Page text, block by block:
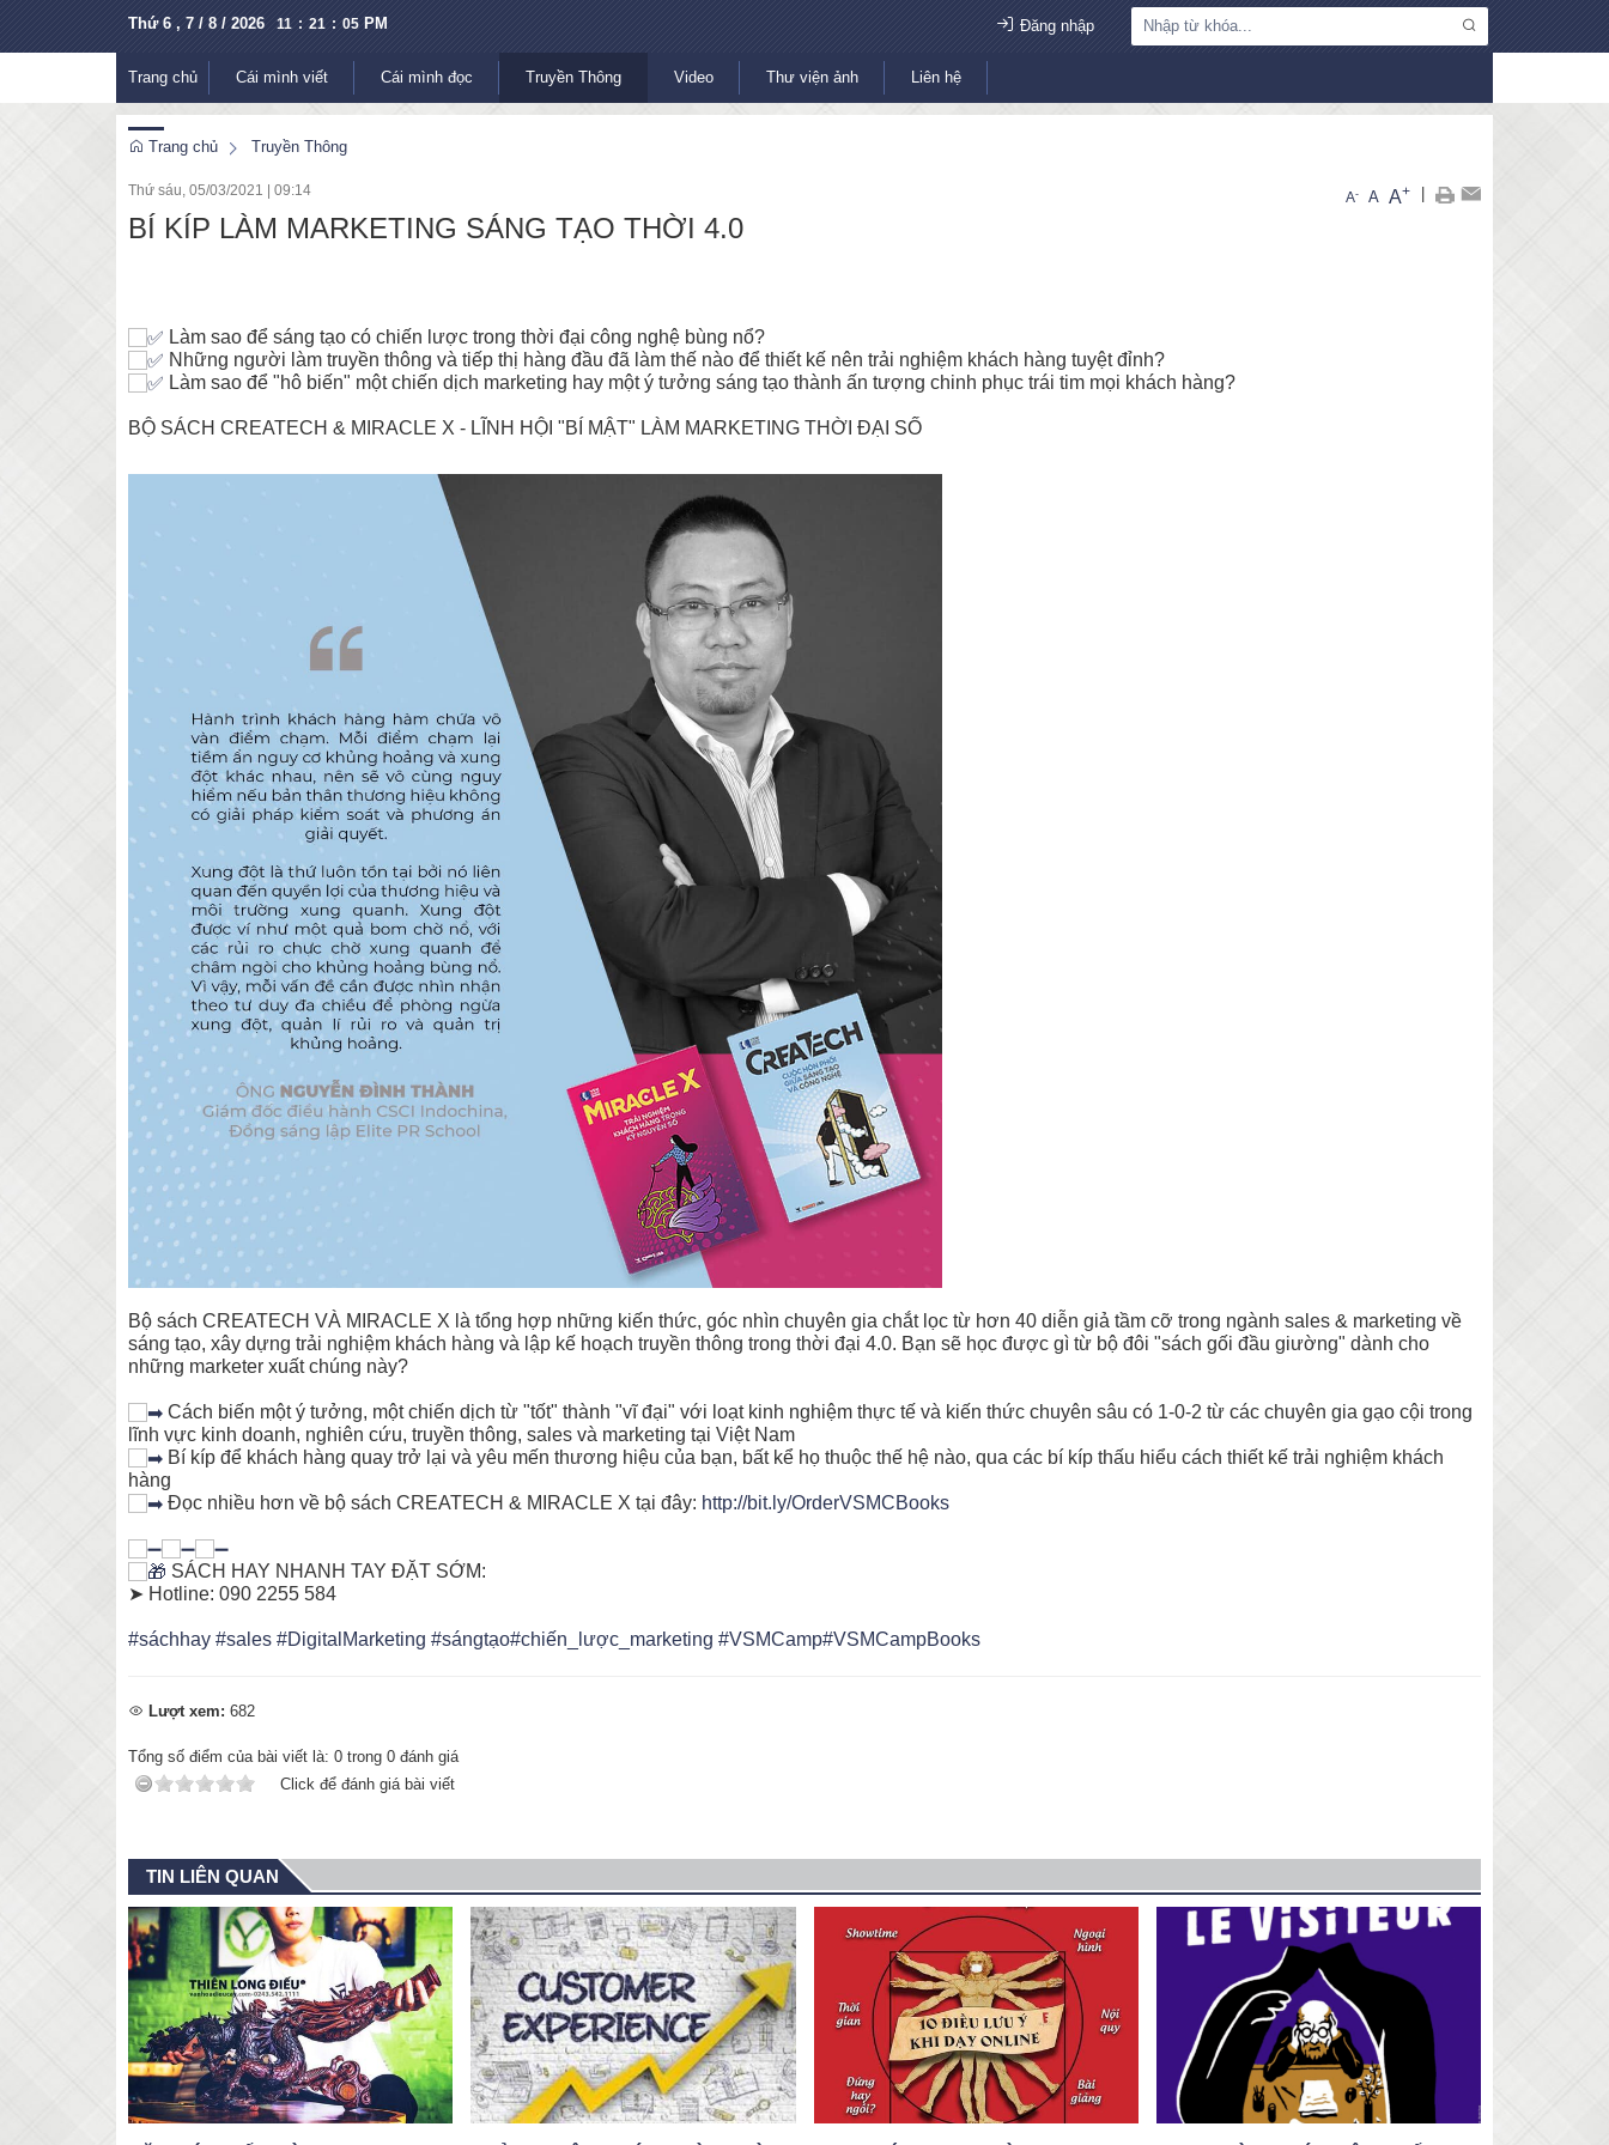
Thứ 6 , 7 / 8 / 2026 11 : 21 : 05 PM Đăng nhập
Trang chủ Cái mình viết Cái mình đọc Truyền Thông Video Thư viện ảnh Liên hệ
Trang chủ Truyền Thông
Thứ sáu, 05/03/2021 09:14 A- A A+
BÍ KÍP LÀM MARKETING SÁNG TẠO THỜI 4.0
Làm sao để sáng tạo có chiến lược trong thời đại công nghệ bùng nổ?
Những người làm truyền thông và tiếp thị hàng đầu đã làm thế nào để thiết kế nên trải nghiệm khách hàng tuyệt đỉnh?
Làm sao để "hô biến" một chiến dịch marketing hay một ý tưởng sáng tạo thành ấn tượng chinh phục trái tim mọi khách hàng?
BỘ SÁCH CREATECH & MIRACLE X - LĨNH HỘI "BÍ MẬT" LÀM MARKETING THỜI ĐẠI SỐ
Bộ sách CREATECH VÀ MIRACLE X là tổng hợp những kiến thức, góc nhìn chuyên gia chắt lọc từ hơn 40 diễn giả tầm cỡ trong ngành sales & marketing về
sáng tạo, xây dựng trải nghiệm khách hàng và lập kế hoạch truyền thông trong thời đại 4.0. Bạn sẽ học được gì từ bộ đôi "sách gối đầu giường" dành cho
những marketer xuất chúng này?
Cách biến một ý tưởng, một chiến dịch từ "tốt" thành "vĩ đại" với loạt kinh nghiệm thực tế và kiến thức chuyên sâu có 1-0-2 từ các chuyên gia gạo cội trong
lĩnh vực kinh doanh, nghiên cứu, truyền thông, sales và marketing tại Việt Nam
Bí kíp để khách hàng quay trở lại và yêu mến thương hiệu của bạn, bất kể họ thuộc thế hệ nào, qua các bí kíp thấu hiểu cách thiết kế trải nghiệm khách
hàng
Đọc nhiều hơn về bộ sách CREATECH & MIRACLE X tại đây: http://bit.ly/OrderVSMCBooks
SÁCH HAY NHANH TAY ĐẶT SỚM:
➤ Hotline: 090 2255 584
#sáchhay #sales #DigitalMarketing #sángtạo#chiến_lược_marketing #VSMCamp#VSMCampBooks
Lượt xem: 682
Tổng số điểm của bài viết là: 0 trong 0 đánh giá
Click để đánh giá bài viết
TIN LIÊN QUAN